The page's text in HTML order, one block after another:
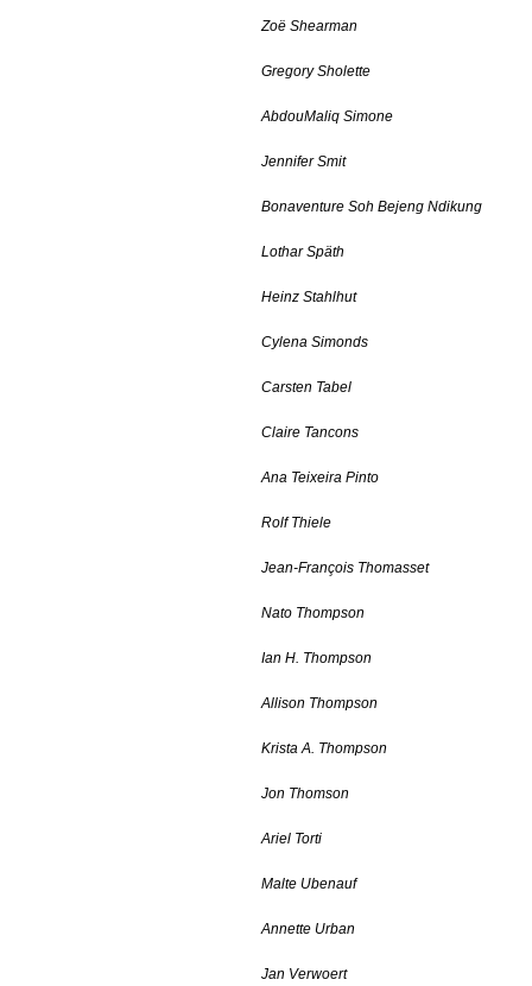
Zoë Shearman
Gregory Sholette
AbdouMaliq Simone
Jennifer Smit
Bonaventure Soh Bejeng Ndikung
Lothar Späth
Heinz Stahlhut
Cylena Simonds
Carsten Tabel
Claire Tancons
Ana Teixeira Pinto
Rolf Thiele
Jean-François Thomasset
Nato Thompson
Ian H. Thompson
Allison Thompson
Krista A. Thompson
Jon Thomson
Ariel Torti
Malte Ubenauf
Annette Urban
Jan Verwoert